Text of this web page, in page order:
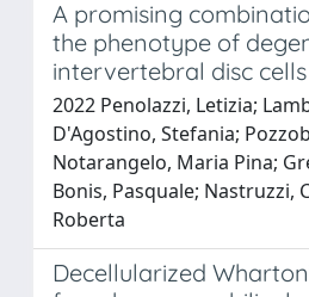
A promising
the phenotype of
intervertebral disc cells
2022 Penolazzi, Letizia;
D'Agostino, Stefania;
Notarangelo, Maria Pina;
Bonis, Pasquale; Nastruzzi,
Roberta
Decellularized